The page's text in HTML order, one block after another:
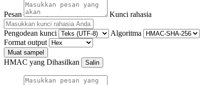
Pesan Kunci rahasia
Pengodean kunci
Algoritma
Format output
Muat sampel
HMAC yang Dihasilkan Salin